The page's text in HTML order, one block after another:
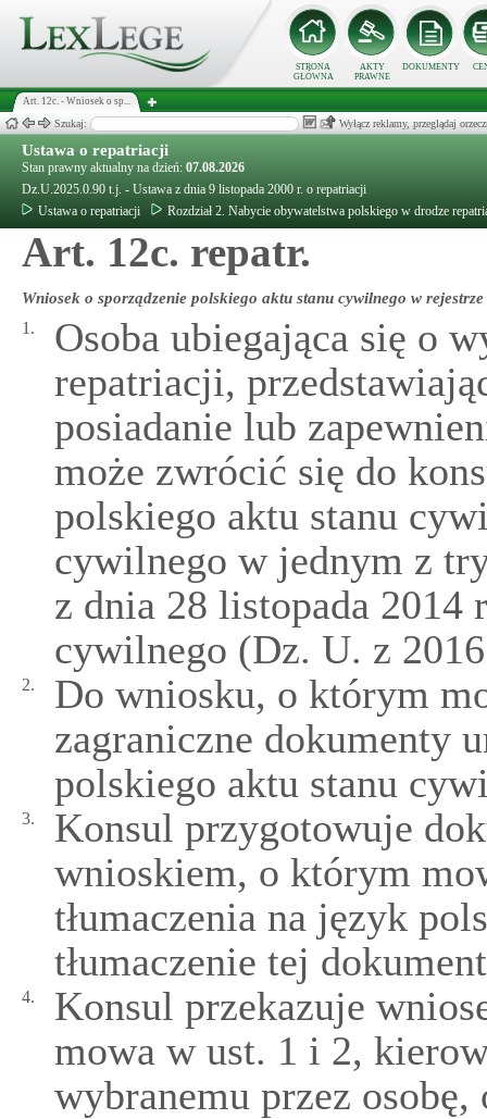
STRONA
GŁÓWNA
AKTY
PRAWNE
DOKUMENTY
Art. 12c. - Wniosek o sp...
Szukaj: Wyłącz reklamy, przeglądaj
Ustawa o repatriacji
Stan prawny aktualny na dzień: 07.08.2026
Dz.U.2025.0.90 t.j. - Ustawa z dnia 9 listopada 2000 r. o repatriacji
Ustawa o repatriacji
Rozdział 2. Nabycie obywatelstwa polskiego w drodze
Art. 12c. repatr.
Wniosek o sporządzenie polskiego aktu stanu cywilnego w
1.
Osoba ubiegająca się o
repatriacji,
posiadanie lub
może zwrócić się do
polskiego aktu stanu
cywilnego w jednym z
z dnia 28 listopada 2014
cywilnego (Dz. U. z
2.
Do wniosku, o którym
zagraniczne dokumenty
polskiego aktu stanu
3.
Konsul przygotowuje
wnioskiem, o którym
tłumaczenia na język
tłumaczenie tej
4.
Konsul przekazuje
mowa w ust. 1 i 2,
wybranemu przez